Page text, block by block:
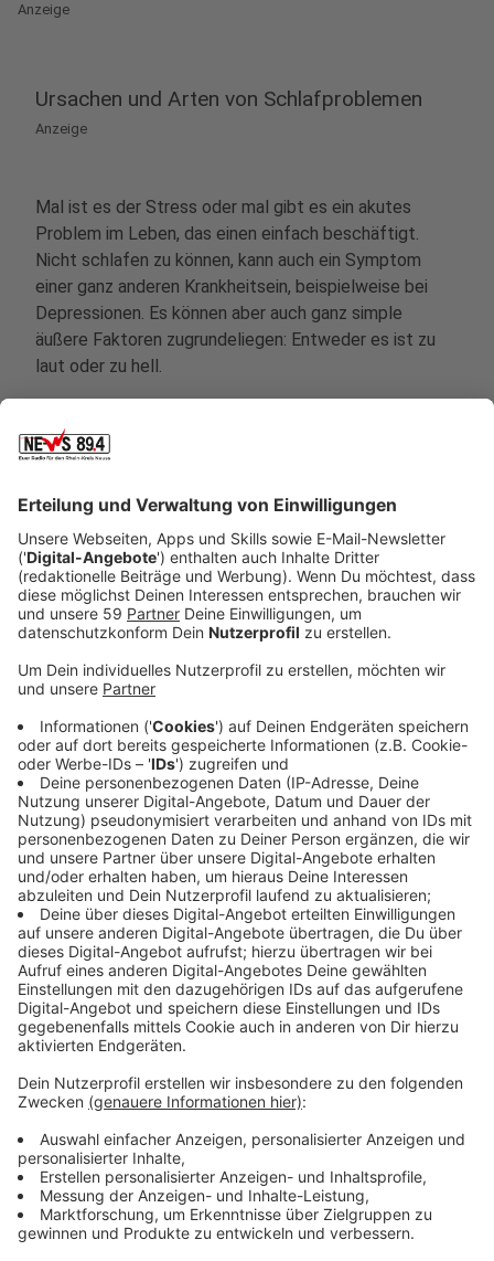
Anzeige
Ursachen und Arten von Schlafproblemen
Anzeige
Mal ist es der Stress oder mal gibt es ein akutes
Problem im Leben, das einen einfach beschäftigt.
Nicht schlafen zu können, kann auch ein Symptom
einer ganz anderen Krankheitsein, beispielweise bei
Depressionen. Es können aber auch ganz simple
äußere Faktoren zugrundeliegen: Entweder es ist zu
laut oder zu hell.
Menschen haben zum Beispiel Atemaussetzer. Viele
merken das auch gar nicht und sind morgens gerädert.
mehr nur eine Phase ist, sollte man sich medizinischen
Rat zur Seite holen, sagt Wolfgang Wirtz von der Maria
Hilf-Schlafklinik in Mönchengladbach. "Ein- und
Durchschlafstörungen sind ganz genau definiert. Hat
jemand minimum dreimal die Woche
Durchschlafstörungen oder kann in den ersten 30
Minuten nicht einschlafen und das über einen Zeitraum
von drei Monaten, sprechen wir von der Insomnie - der
häufigsten Schlafstörung überhaupt", erklärt Dr. Wirtz.
Gemeinsam mit Fachpersonal würde nach Ursachen
und Lösungen gesucht - häufig würden Patienten dann
auch in ein Schlaflabor geschickt, wenn eine erste
Diagnose nicht auszumachen sei.
Anzeige
Folgen von Schlafmangel
Anzeige
schläft, gefährdet seine Gesundheit. Wer wie viel
sollten wir bei sieben bis acht Stunden Schlaf pro Tag
liegen, das sagt zumindest die Wissenschaft. Doch 30
Prozent haben in Deutschland Schlafprobleme, in
einigen Umfragen von Krankenkassen liegt der